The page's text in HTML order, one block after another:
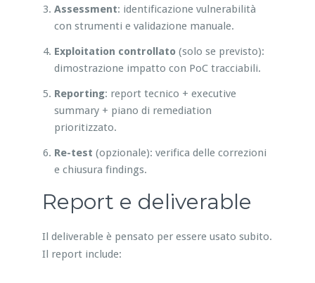
Assessment: identificazione vulnerabilità
con strumenti e validazione manuale.
Exploitation controllato(solo se previsto):
dimostrazione impatto con PoC tracciabili.
Reporting: report tecnico + executive
summary + piano di remediation
prioritizzato.
Re-test (opzionale): verifica delle correzioni
e chiusura findings.
Report e deliverable
Il deliverable è pensato per essere usato subito.
Il report include: